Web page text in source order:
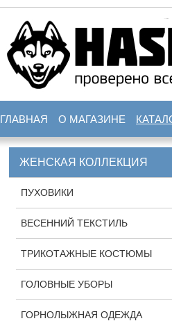
ГЛАВНАЯ О МАГАЗИНЕ
ЖЕНСКАЯ КОЛЛЕКЦИЯ
ПУХОВИКИ
ВЕСЕННИЙ ТЕКСТИЛЬ
ТРИКОТАЖНЫЕ КОСТЮМЫ
ГОЛОВНЫЕ УБОРЫ
ГОРНОЛЫЖНАЯ ОДЕЖДА